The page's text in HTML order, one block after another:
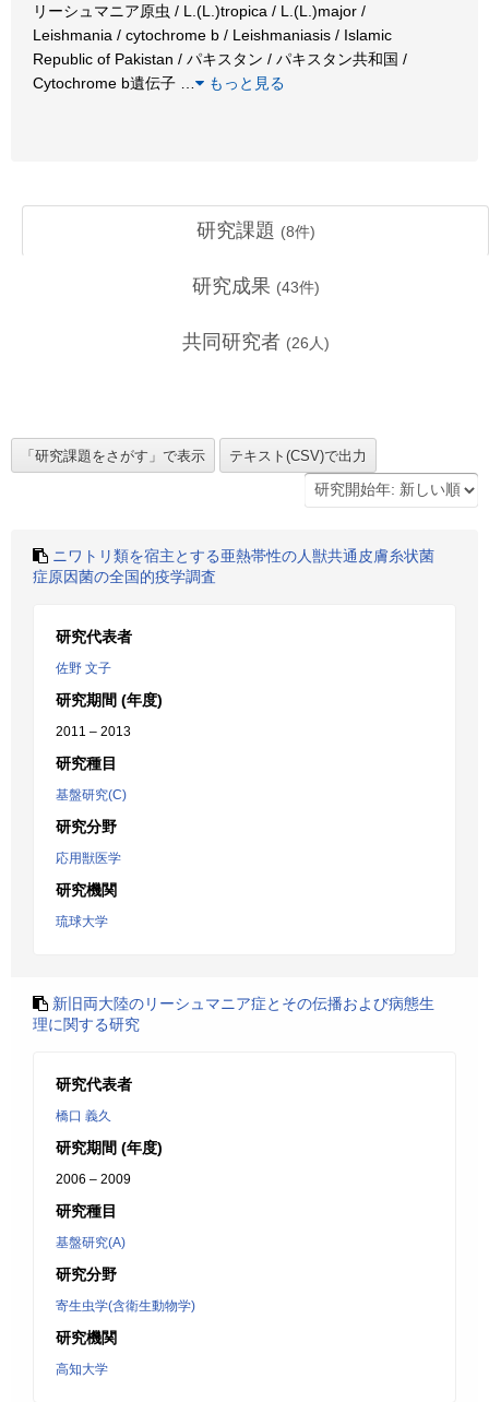
リーシュマニア原虫 / L.(L.)tropica / L.(L.)major /
Leishmania / cytochrome b / Leishmaniasis / Islamic
Republic of Pakistan / パキスタン / パキスタン共和国 /
Cytochrome b遺伝子
もっと見る
研究課題 (8件)
研究成果 (43件)
共同研究者 (26 人)
ニワトリ類を宿主とする亜熱帯性の人獣共通皮膚糸状菌
症原因菌の全国的疫学調査
研究代表者
佐野 文子
研究期間 (年度)
2011 – 2013
研究種目
基盤研究(C)
研究分野
応用獣医学
研究機関
琉球大学
新旧両大陸のリーシュマニア症とその伝播および病態生
理に関する研究
研究代表者
橋口 義久
研究期間 (年度)
2006 – 2009
研究種目
基盤研究(A)
研究分野
寄生虫学(含衛生動物学)
研究機関
高知大学